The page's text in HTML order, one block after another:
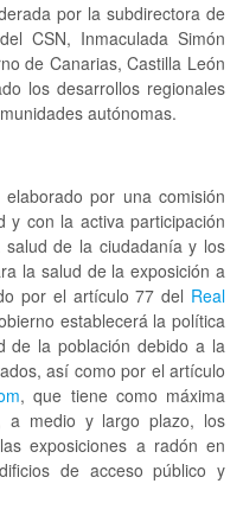
por la subdirectora de
CSN, Inmaculada Simón
de Canarias, Castilla León
los desarrollos regionales
autónomas.
por una comisión
y con la activa participación
de la ciudadanía y los
la salud de la exposición a
por el artículo 77 del Real
establecerá la política
de la población debido a la
así como por el artículo
, que tiene como máxima
a medio y largo plazo, los
exposiciones a radón en
de acceso público y